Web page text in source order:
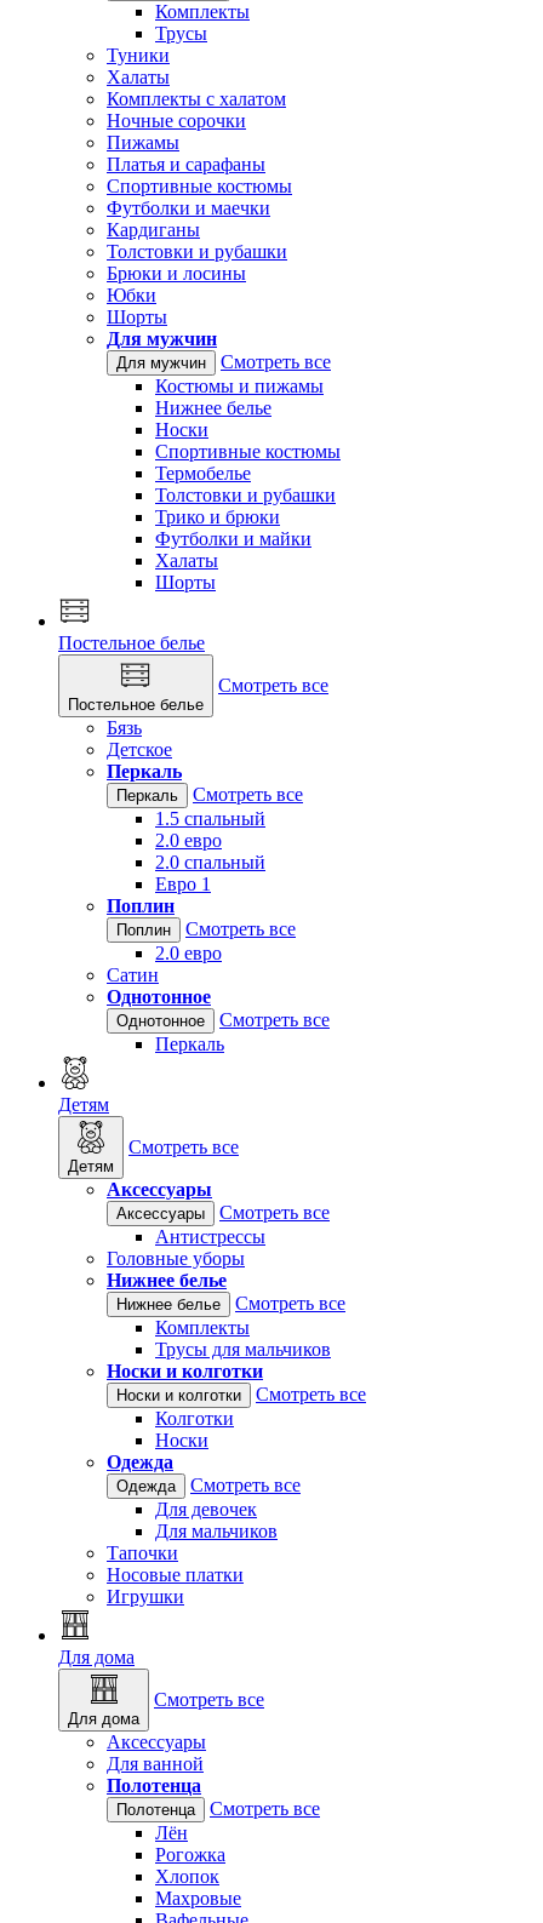
Комплекты
Трусы
Туники
Халаты
Комплекты с халатом
Ночные сорочки
Пижамы
Платья и сарафаны
Спортивные костюмы
Футболки и маечки
Кардиганы
Толстовки и рубашки
Брюки и лосины
Юбки
Шорты
Для мужчин
Для мужчин
Смотреть все
Костюмы и пижамы
Нижнее белье
Носки
Спортивные костюмы
Термобелье
Толстовки и рубашки
Трико и брюки
Футболки и майки
Халаты
Шорты
Постельное белье
Постельное белье
Смотреть все
Бязь
Детское
Перкаль
Перкаль
Смотреть все
1.5 спальный
2.0 евро
2.0 спальный
Евро 1
Поплин
Поплин
Смотреть все
2.0 евро
Сатин
Однотонное
Однотонное
Смотреть все
Перкаль
Детям
Детям
Смотреть все
Аксессуары
Аксессуары
Смотреть все
Антистрессы
Головные уборы
Нижнее белье
Нижнее белье
Смотреть все
Комплекты
Трусы для мальчиков
Носки и колготки
Носки и колготки
Смотреть все
Колготки
Носки
Одежда
Одежда
Смотреть все
Для девочек
Для мальчиков
Тапочки
Носовые платки
Игрушки
Для дома
Для дома
Смотреть все
Аксессуары
Для ванной
Полотенца
Полотенца
Смотреть все
Лён
Рогожка
Хлопок
Махровые